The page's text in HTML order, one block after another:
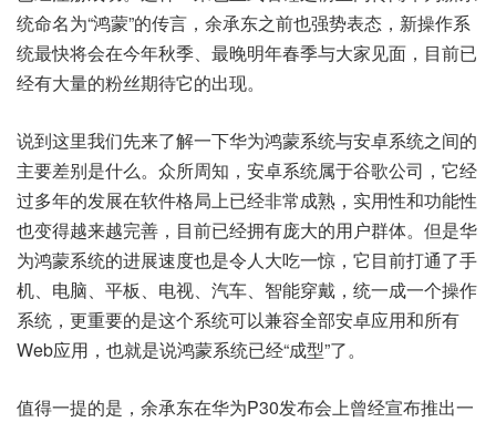
统命名为“鸿蒙”的传言，余承东之前也强势表态，新操作系
统最快将会在今年秋季、最晚明年春季与大家见面，目前已
经有大量的粉丝期待它的出现。
说到这里我们先来了解一下华为鸿蒙系统与安卓系统之间的
主要差别是什么。众所周知，安卓系统属于谷歌公司，它经
过多年的发展在软件格局上已经非常成熟，实用性和功能性
也变得越来越完善，目前已经拥有庞大的用户群体。但是华
为鸿蒙系统的进展速度也是令人大吃一惊，它目前打通了手
机、电脑、平板、电视、汽车、智能穿戴，统一成一个操作
系统，更重要的是这个系统可以兼容全部安卓应用和所有
Web应用，也就是说鸿蒙系统已经“成型”了。
值得一提的是，余承东在华为P30发布会上曾经宣布推出一